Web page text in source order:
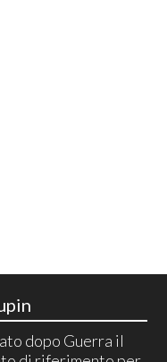
dopo Guerra il